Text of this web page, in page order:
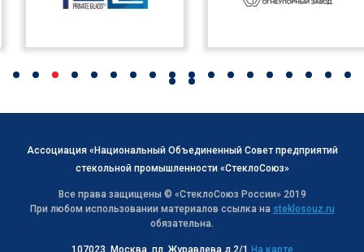
Ассоциация «Национальный Объединенный Совет предприятий
стекольной промышленности «СтеклоСоюз»
Все права защищены © «СтеклоСоюз Роcсии» 2019
При любом использовании материалов ссылка на steklosouz.ru
обязательна.